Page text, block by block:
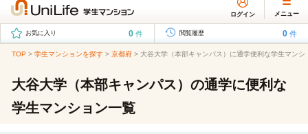
ログイン メニュー
お気に入り 0 件 閲覧履歴 0 件
TOP > 学生マンションを探す > 京都府 > 大谷大学（本部キャンパス）に通学便利な学生マンシ
大谷大学（本部キャンパス）の通学に便利な
学生マンション一覧